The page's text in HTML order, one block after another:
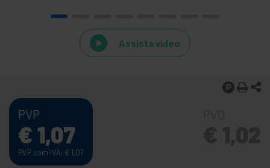
Assista vídeo
PVP
€1,07
PVP com IVA: € 1,07